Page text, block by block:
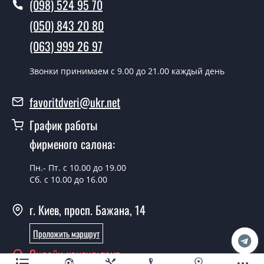
Как быстро можете установить двери
Термостиль?
В тот же день в течении нескольких часов, при
день.
Можно на сегодня вызвать
замерщика?
Да можно.
У вас есть в наличии готовые двери
входные?
дверей.
Какая стоимость самых дешевых
входных дверей?
(098) 524 95 70
(050) 843 20 80
(063) 999 26 97
Звонки принимаем c 9.00 до 21.00 каждый день
favoritdveri@ukr.net
График работы
фирменого салона:
Пн.- Пт. с 10.00 до 19.00
Сб. с 10.00 до 16.00
г. Киев, просп. Бажана, 14
Проложить маршрут
Онлайн консультант